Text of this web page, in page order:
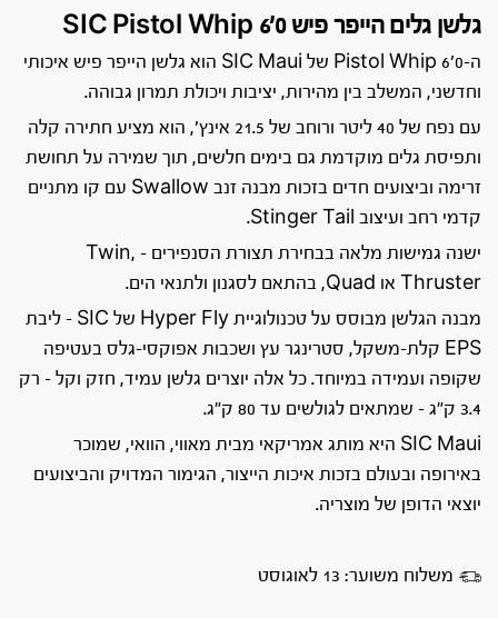
גלשן גלים הייפר פיש SIC Pistol Whip 6’0
ה-Pistol Whip 6’0 של SIC Maui הוא גלשן הייפר פיש איכותי
וחדשני, המשלב בין מהירות, יציבות ויכולת תמרון גבוהה.
עם נפח של 40 ליטר ורוחב של 21.5 אינץ’, הוא מציע חתירה קלה
ותפיסת גלים מוקדמת גם בימים חלשים, תוך שמירה על תחושת
זרימה וביצועים חדים בזכות מבנה זנב Swallow עם קו מתניים
קדמי רחב ועיצוב Stinger Tail.
ישנה גמישות מלאה בבחירת תצורת הסנפירים – Twin,
Thruster או Quad, בהתאם לסגנון ולתנאי הים.
מבנה הגלשן מבוסס על טכנולוגיית Hyper Fly של SIC – ליבת
EPS קלת-משקל, סטרינגר עץ ושכבות אפוקסי-גלס בעטיפה
שקופה ועמידה במיוחד. כל אלה יוצרים גלשן עמיד, חזק וקל – רק
3.4 ק”ג – שמתאים לגולשים עד 80 ק”ג.
SIC Maui היא מותג אמריקאי מבית מאווי, הוואי, שמוכר
באירופה ובעולם בזכות איכות הייצור, הגימור המדויק והביצועים
יוצאי הדופן של מוצריה.
משלוח משוער: 13 לאוגוסט